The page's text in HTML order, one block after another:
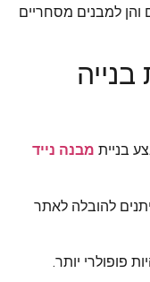
והן למבנים מסחריים
בניית מבנה נייד
להובלה לאתר
פופולרי יותר.